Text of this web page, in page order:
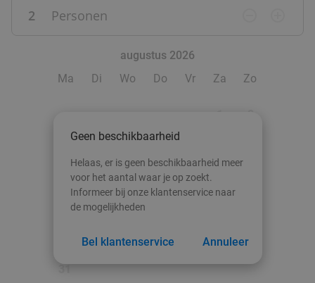
2 Personen
augustus 2026
Ma
Di Wo Do Vr Za Zo
10 11 12 13 14
18 19
25 26 27 29 30
Geen beschikbaarheid
Helaas, er is geen beschikbaarheid meer
voor het aantal waar je op zoekt.
Informeer bij onze klantenservice naar
de mogelijkheden
Bel klantenservice Annuleer